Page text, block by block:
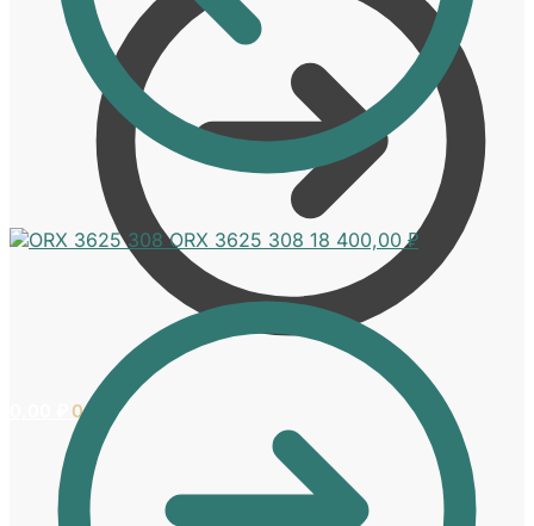
0
ORX 3625 308 18 400,00₽